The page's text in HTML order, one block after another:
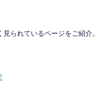
られているページをご紹介。